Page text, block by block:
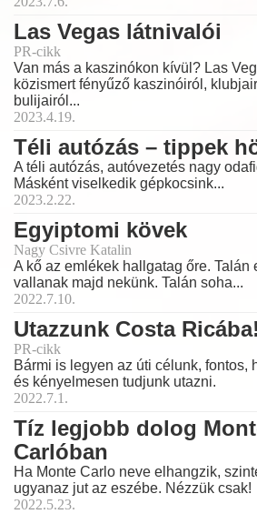
Las Vegas látnivalói
PR-cikk
Van más a kaszinókon kívül? Las
közismert fényűző kaszinóiról,
bulijairól...
2023.4.19.
Téli autózás – tippek
A téli autózás, autóvezetés nagy
Másként viselkedik gépkocsink...
2023.2.22.
Egyiptomi kövek
Nagy Csivre Katalin
A kő az emlékek hallgatag őre. Talán
vallanak majd nekünk. Talán soha...
2022.7.10.
Utazzunk Costa Ricába!
PR-cikk
Bármi is legyen az úti célunk, fontos,
és kényelmesen tudjunk utazni.
2022.7.1.
Tíz legjobb dolog
Carlóban
Ha Monte Carlo neve elhangzik,
ugyanaz jut az eszébe. Nézzük csak!
2022.5.23.